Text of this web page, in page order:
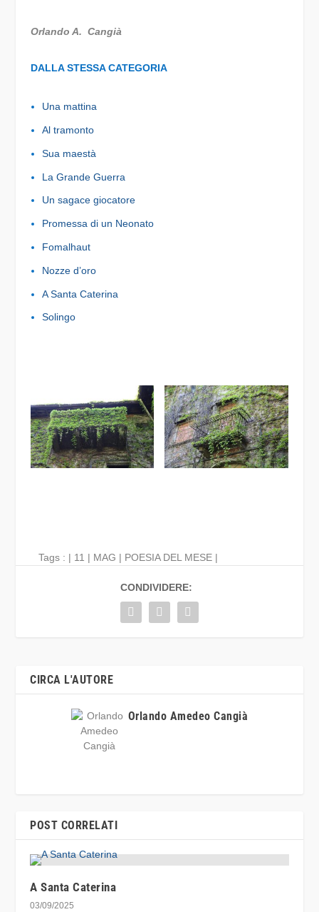
Orlando A. Cangià
DALLA STESSA CATEGORIA
Una mattina
Al tramonto
Sua maestà
La Grande Guerra
Un sagace giocatore
Promessa di un Neonato
Fomalhaut
Nozze d’oro
A Santa Caterina
Solingo
Tags : | 11 | MAG | POESIA DEL MESE |
CONDIVIDERE:
CIRCA L'AUTORE
Orlando Amedeo Cangià
POST CORRELATI
A Santa Caterina
03/09/2025